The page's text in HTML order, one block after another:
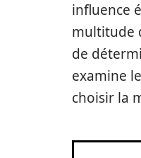
influence
multitude
de
examine
choisir la